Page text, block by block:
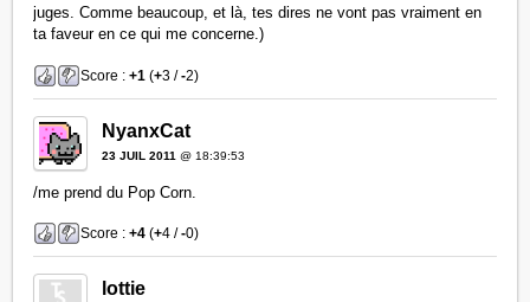
juges. Comme beaucoup, et là, tes dires ne vont pas vraiment en
ta faveur en ce qui me concerne.)
Score :+1 (+3 /-2)
NyanxCat
23 JUIL 2011 @ 18:39:53
/me prend du Pop Corn.
Score :+4 (+4 /-0)
lottie